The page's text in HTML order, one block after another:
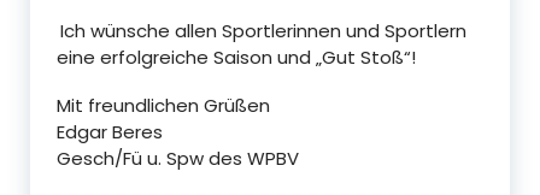
Ich wünsche allen Sportlerinnen und Sportlern
eine erfolgreiche Saison und „Gut Stoß“!
Mit freundlichen Grüßen
Edgar Beres
Gesch/Fü u. Spw des WPBV